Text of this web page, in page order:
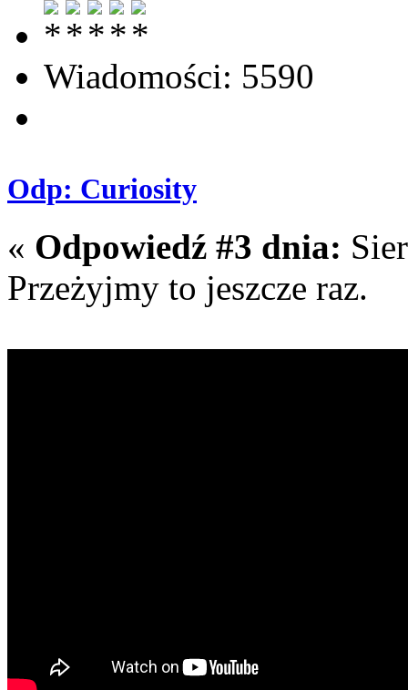
Wiadomości: 5590
Odp: Curiosity
« Odpowiedź #3 dnia:
Przeżyjmy to jeszcze raz.